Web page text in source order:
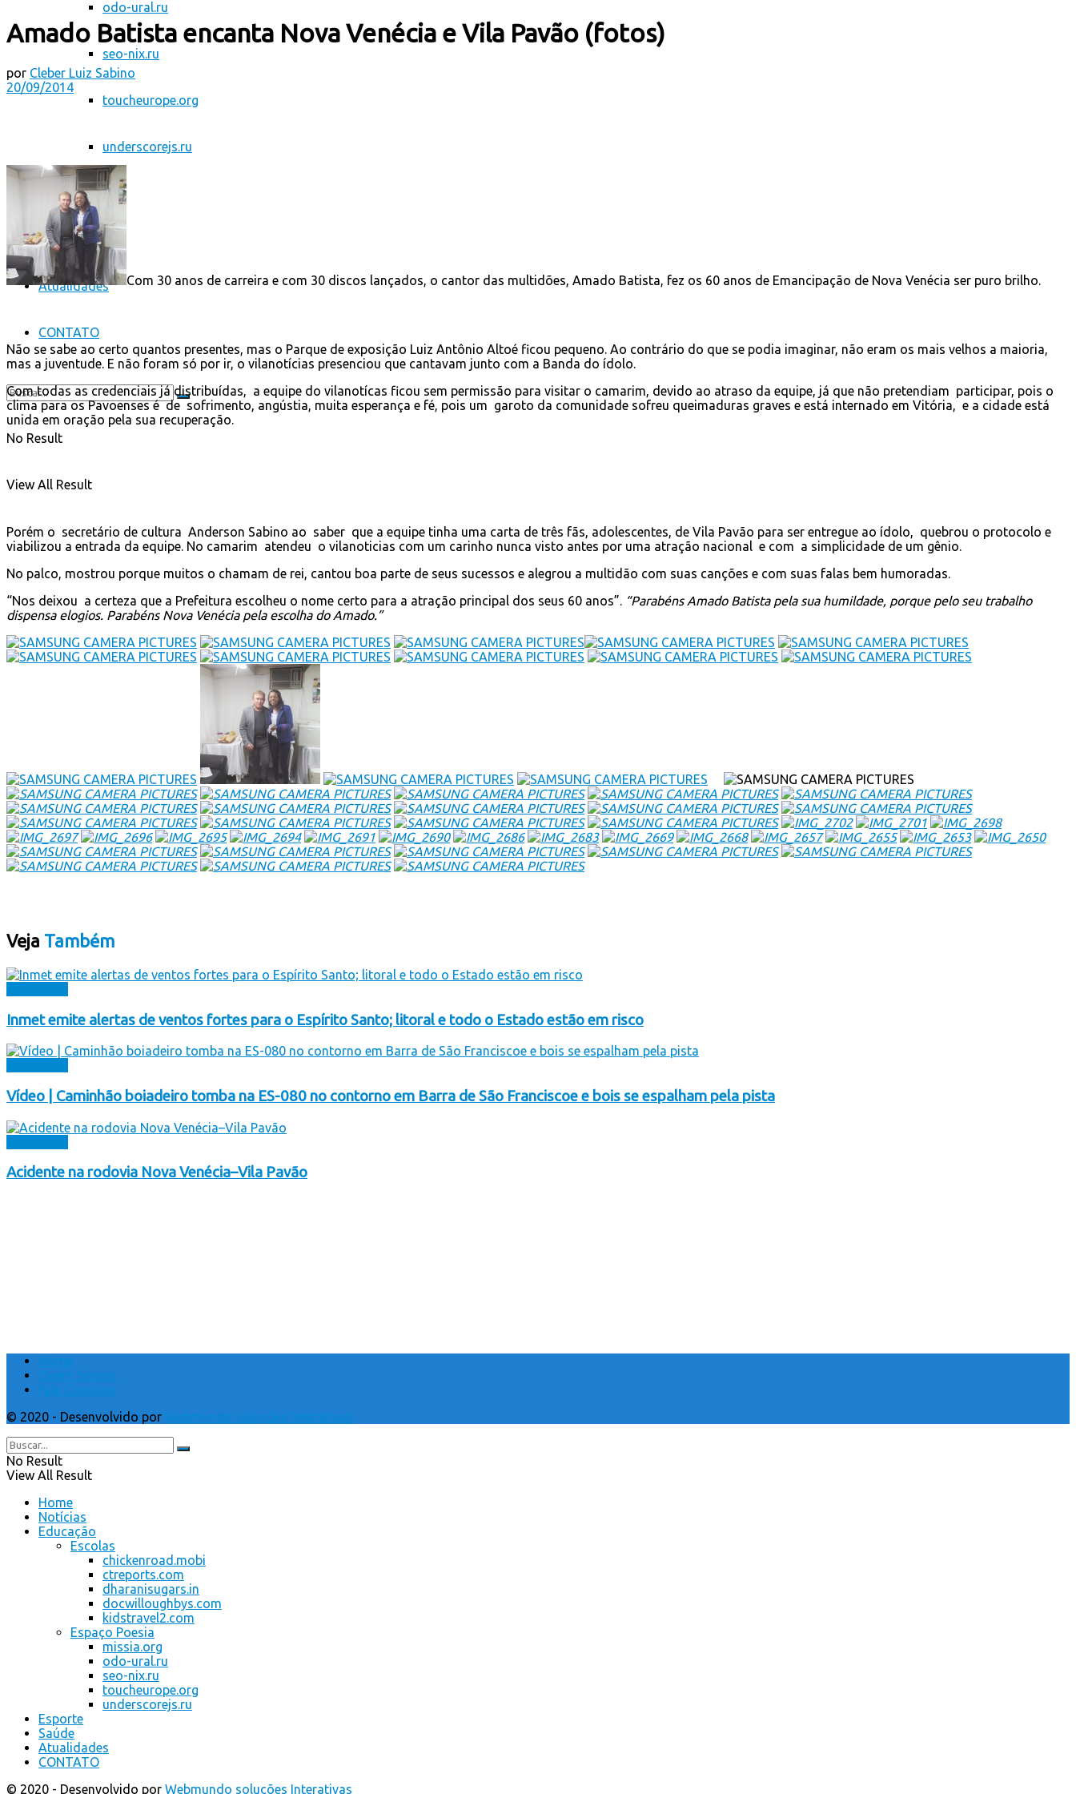
odo-ural.ru
seo-nix.ru
toucheurope.org
underscorejs.ru
Esporte
Saúde
Atualidades
CONTATO
No Result
View All Result
Amado Batista encanta Nova Venécia e Vila Pavão (fotos)
por Cleber Luiz Sabino
20/09/2014
Com 30 anos de carreira e com 30 discos lançados, o cantor das multidões, Amado Batista, fez os 60 anos de Emancipação de Nova Venécia ser puro brilho.
Não se sabe ao certo quantos presentes, mas o Parque de exposição Luiz Antônio Altoé ficou pequeno. Ao contrário do que se podia imaginar, não eram os mais velhos a maioria,
mas a juventude. E não foram só por ir, o vilanotícias presenciou que cantavam junto com a Banda do ídolo.
Com todas as credenciais já distribuídas, a equipe do vilanotícas ficou sem permissão para visitar o camarim, devido ao atraso da equipe, já que não pretendiam participar, pois o
clima para os Pavoenses é de sofrimento, angústia, muita esperança e fé, pois um garoto da comunidade sofreu queimaduras graves e está internado em Vitória, e a cidade está
unida em oração pela sua recuperação.
Porém o secretário de cultura Anderson Sabino ao saber que a equipe tinha uma carta de três fãs, adolescentes, de Vila Pavão para ser entregue ao ídolo, quebrou o protocolo e
viabilizou a entrada da equipe. No camarim atendeu o vilanoticias com um carinho nunca visto antes por uma atração nacional e com a simplicidade de um gênio.
No palco, mostrou porque muitos o chamam de rei, cantou boa parte de seus sucessos e alegrou a multidão com suas canções e com suas falas bem humoradas.
“Nos deixou a certeza que a Prefeitura escolheu o nome certo para a atração principal dos seus 60 anos”. “Parabéns Amado Batista pela sua humildade, porque pelo seu trabalho
dispensa elogios. Parabéns Nova Venécia pela escolha do Amado.”
Veja Também
Inmet emite alertas de ventos fortes para o Espírito Santo; litoral e todo o Estado estão em risco
Vídeo | Caminhão boiadeiro tomba na ES-080 no contorno em Barra de São Franciscoe e bois se espalham pela pista
Acidente na rodovia Nova Venécia–Vila Pavão
Home
Quem Somos
Fale Conosco
© 2020 - Desenvolvido por Webmundo soluções Interativas
No Result
View All Result
Home
Notícias
Educação
Escolas
chickenroad.mobi
ctreports.com
dharanisugars.in
docwilloughbys.com
kidstravel2.com
Espaço Poesia
missia.org
odo-ural.ru
seo-nix.ru
toucheurope.org
underscorejs.ru
Esporte
Saúde
Atualidades
CONTATO
© 2020 - Desenvolvido por Webmundo soluções Interativas